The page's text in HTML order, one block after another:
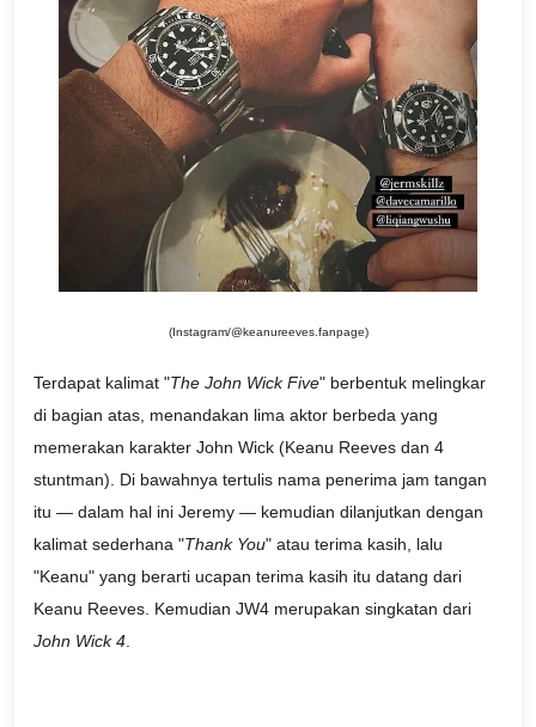
(Instagram/@keanureeves.fanpage)
Terdapat kalimat "The John Wick Five" berbentuk melingkar
di bagian atas, menandakan lima aktor berbeda yang
memerakan karakter John Wick (Keanu Reeves dan 4
stuntman). Di bawahnya tertulis nama penerima jam tangan
itu — dalam hal ini Jeremy — kemudian dilanjutkan dengan
kalimat sederhana "Thank You" atau terima kasih, lalu
"Keanu" yang berarti ucapan terima kasih itu datang dari
Keanu Reeves. Kemudian JW4 merupakan singkatan dari
John Wick 4